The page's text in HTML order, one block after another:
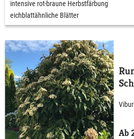
intensive rot-braune Herbstfärbung
eichblattähnliche Blätter
Ab